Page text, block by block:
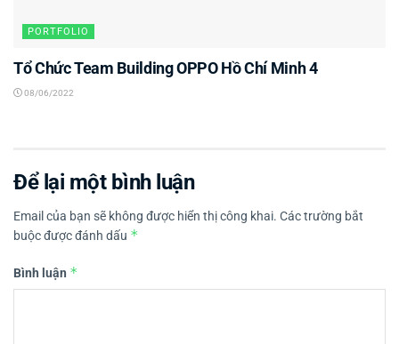
PORTFOLIO
Tổ Chức Team Building OPPO Hồ Chí Minh 4
08/06/2022
Để lại một bình luận
Email của bạn sẽ không được hiển thị công khai. Các trường bắt
buộc được đánh dấu *
Bình luận *